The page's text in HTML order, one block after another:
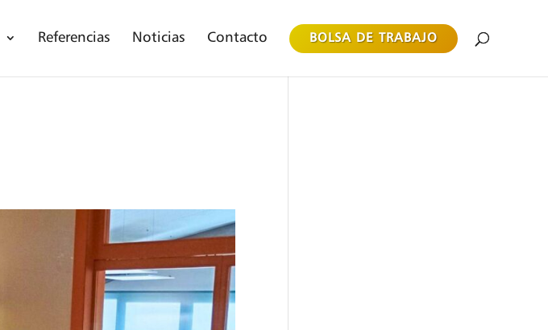
Referencias Noticias Contacto BOLSA DE TRABAJO